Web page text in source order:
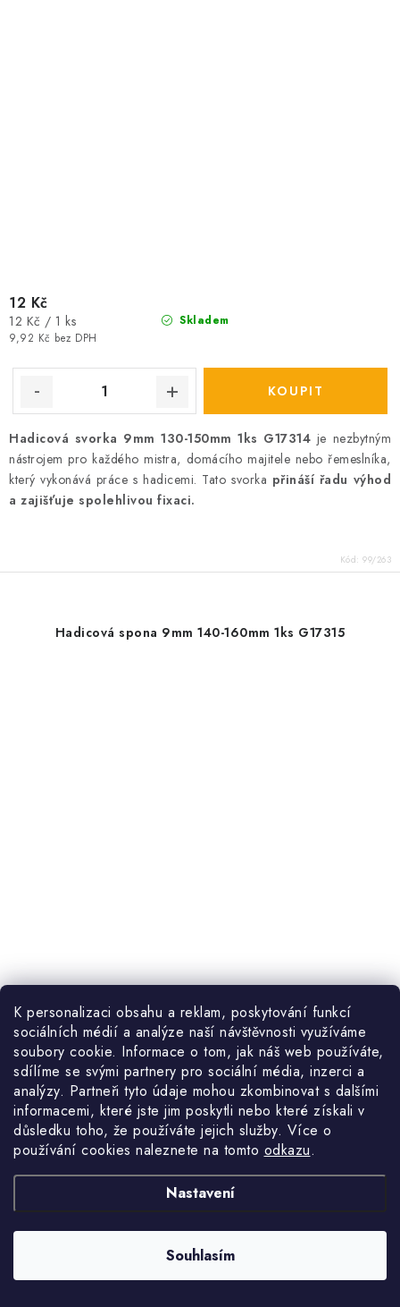
K personalizaci obsahu a reklam, poskytování funkcí
sociálních médií a analýze naší návštěvnosti využíváme
soubory cookie. Informace o tom, jak náš web používáte,
sdílíme se svými partnery pro sociální média, inzerci a
analýzy. Partneři tyto údaje mohou zkombinovat s dalšími
informacemi, které jste jim poskytli nebo které získali v
důsledku toho, že používáte jejich služby. Více o
používání cookies naleznete na tomto odkazu.
Nastavení
Souhlasím
Skladem
9,92 Kč bez DPH
12 Kč
Měrná
cena:
12 Kč / 1 ks
Hadicová svorka 9mm 130-150mm 1ks G17314 je nezbytným
nástrojem pro každého mistra, domácího majitele nebo řemeslníka,
který vykonává práce s hadicemi. Tato svorka přináší řadu výhod
a zajišťuje spolehlivou fixaci.
Kód: 99/263
Hadicová spona 9mm 140-160mm 1ks G17315
Skladem
9,92 Kč bez DPH
12 Kč
Měrná
cena:
12 Kč / 1 ks
Hadicová svorka 9mm 140-160mm 1ks G17315
který vykonává práce s hadicemi. Tato svorka
a zajišťuje spolehlivou fixaci.